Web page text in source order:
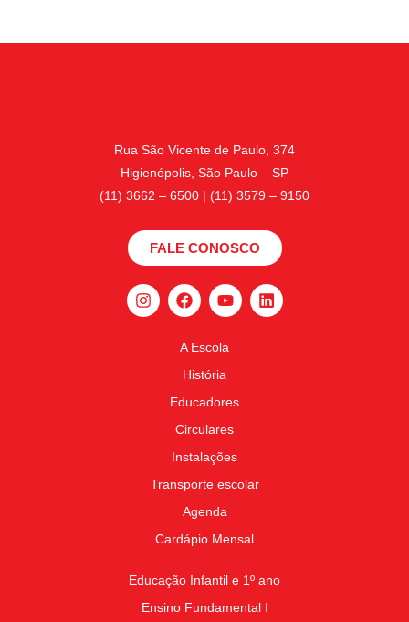
Rua São Vicente de Paulo, 374
Higienópolis, São Paulo – SP
(11) 3662 – 6500 | (11) 3579 – 9150
FALE CONOSCO
A Escola
História
Educadores
Circulares
Instalações
Transporte escolar
Agenda
Cardápio Mensal
Educação Infantil e 1º ano
Ensino Fundamental I